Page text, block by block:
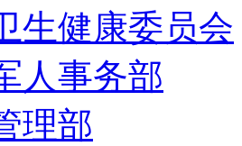
生健康委员会
人事务部
理部